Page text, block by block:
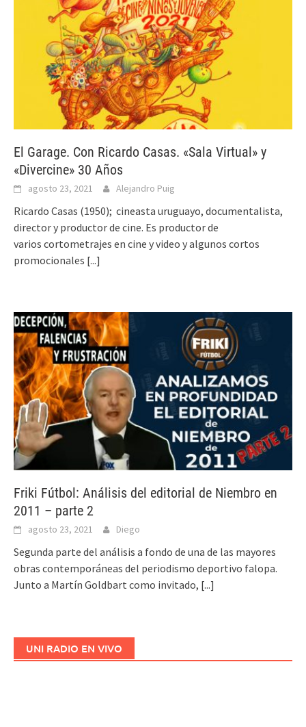
El Garage. Con Ricardo Casas. «Sala Virtual» y
«Divercine» 30 Años
agosto 23, 2021 Alejandro Puig
Ricardo Casas (1950); cineasta uruguayo, documentalista,
director y productor de cine. Es productor de
varios cortometrajes en cine y video y algunos cortos
promocionales [...]
Friki Fútbol: Análisis del editorial de Niembro en
2011 – parte 2
agosto 23, 2021 Diego
Segunda parte del análisis a fondo de una de las mayores
obras contemporáneas del periodismo deportivo falopa.
Junto a Martín Goldbart como invitado, [...]
UNI RADIO EN VIVO